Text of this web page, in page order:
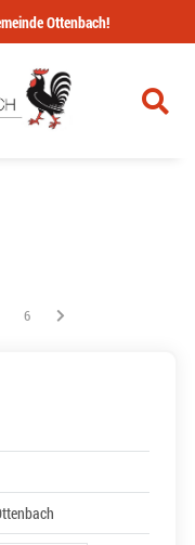
Ottenbach!
page
sur la page
êtes sur la page
Vous êtes sur la page
6